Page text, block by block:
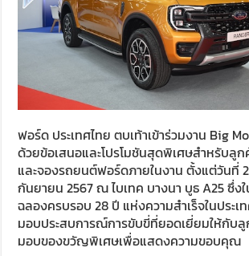
ฟอร์ด ประเทศไทย ตบเท้าเข้าร่วมงาน Big
ด้วยข้อเสนอและโปรโมชันสุดพิเศษสำหรับลู
และจองรถยนต์ฟอร์ดภายในงาน ตั้งแต่วันที่
กันยายน 2567 ณ ไบเทค บางนา บูธ A25 ซึ่ง
ฉลองครบรอบ 28 ปี แห่งความสำเร็จในประ
มอบประสบการณ์การขับขี่ที่ยอดเยี่ยมให้กับลู
มอบของขวัญพิเศษเพื่อแสดงความขอบคุณ